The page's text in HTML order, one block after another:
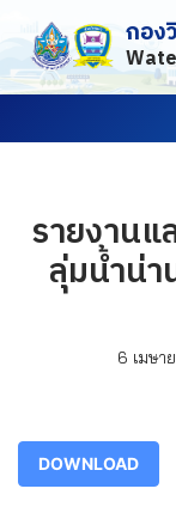
Skip
to
กอง
รายงาน
ลุ่มน้ำน่า
6 เมษา
DOWNLOAD